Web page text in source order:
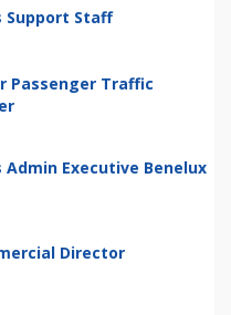
Support Staff
Passenger Traffic
Admin Executive Benelux
Director